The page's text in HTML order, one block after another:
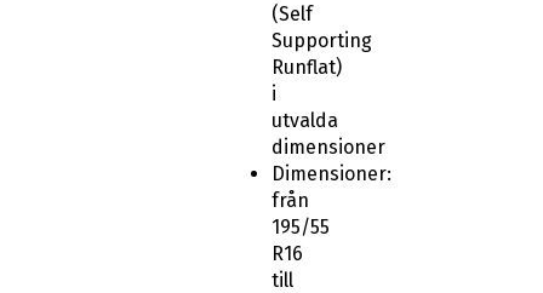
(Self
Supporting
Runflat)
i
utvalda
dimensioner
Dimensioner:
från
195/55
R16
till